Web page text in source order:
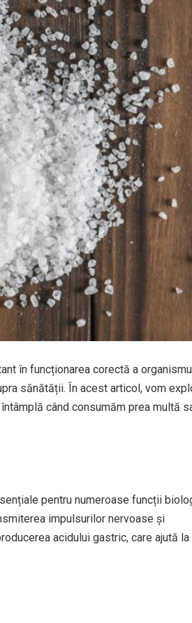
în funcționarea corectă a
sănătății. În acest articol, vom
când consumăm prea multă
pentru numeroase funcții
impulsurilor nervoase și
acidului gastric, care ajută la